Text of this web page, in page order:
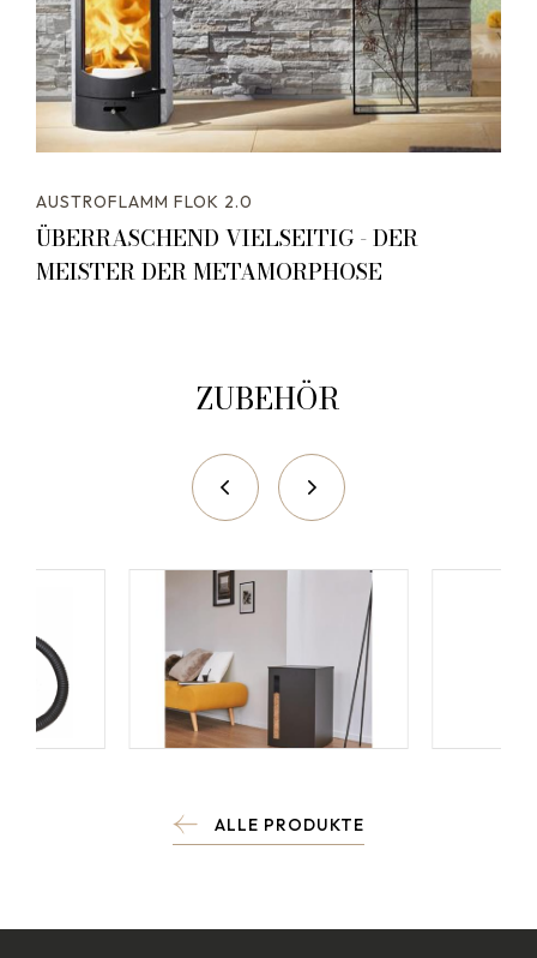
AUSTROFLAMM FLOK 2.0
ÜBERRASCHEND VIELSEITIG - DER
MEISTER DER METAMORPHOSE
ZUBEHÖR
ALLE PRODUKTE